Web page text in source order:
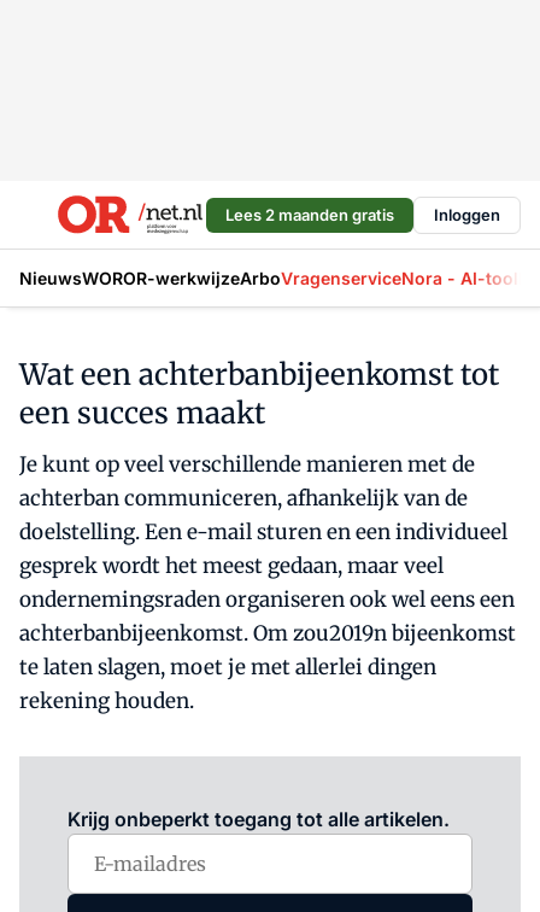
Lees 2 maanden gratis Inloggen
NieuwsWOROR-werkwijzeArboVragenserviceNora - AI-tool
Wat een achterbanbijeenkomst tot
een succes maakt
Je kunt op veel verschillende manieren met de
achterban communiceren, afhankelijk van de
doelstelling. Een e-mail sturen en een individueel
gesprek wordt het meest gedaan, maar veel
ondernemingsraden organiseren ook wel eens een
achterbanbijeenkomst. Om zou2019n bijeenkomst
te laten slagen, moet je met allerlei dingen
rekening houden.
Krijg onbeperkt toegang tot alle artikelen.